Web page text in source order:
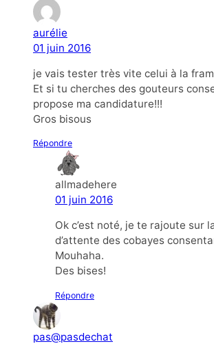
aurélie
01 juin 2016
je vais tester très vite celui à la
Et si tu cherches des gouteurs
propose ma candidature!!!
Gros bisous
Répondre
allmadehere
01 juin 2016
Ok c’est noté, je te rajoute sur
d’attente des cobayes
Mouhaha.
Des bises!
Répondre
pas@pasdechat